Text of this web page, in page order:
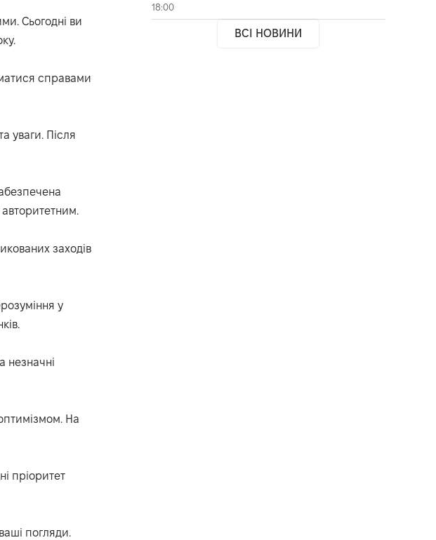
Сьогодні ви
справами
уваги. Після
заходів
у
незначні
На
пріоритет
погляди.
18:00
ВСІ НОВИНИ